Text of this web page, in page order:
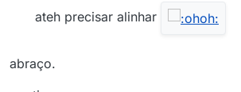
ateh precisar alinhar
abraço.